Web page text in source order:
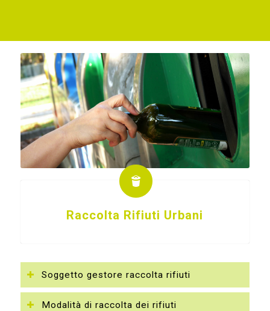
Raccolta Rifiuti Urbani
Soggetto gestore raccolta rifiuti
Modalità di raccolta dei rifiuti